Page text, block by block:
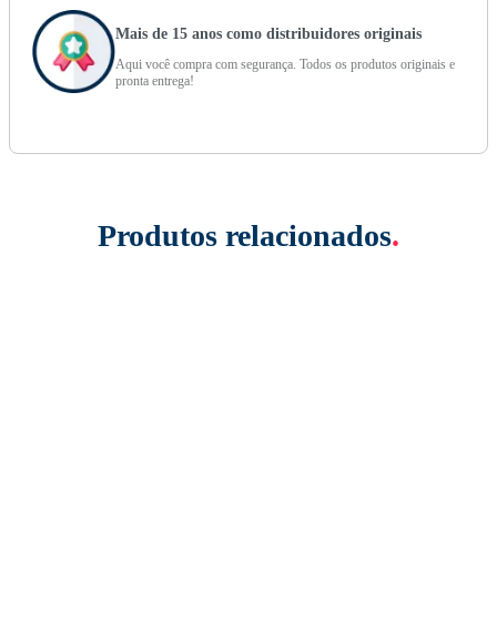
Mais de 15 anos como distribuidores originais
Aqui você compra com segurança. Todos os produtos originais e
pronta entrega!
Produtos relacionados.